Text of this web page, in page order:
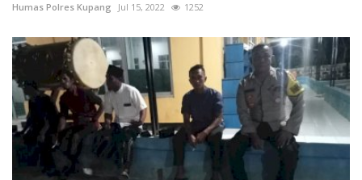
Humas Polres Kupang Jul 15, 2022 1252